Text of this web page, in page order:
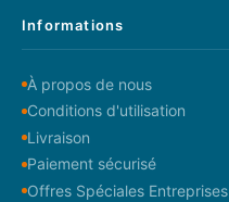
Informations
À propos de nous
Conditions d'utilisation
Livraison
Paiement sécurisé
Offres Spéciales Entreprises